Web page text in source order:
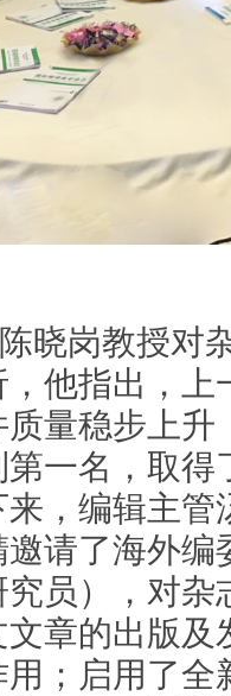
岗教授对
他指出，上
量稳步上升
一名，取得
，编辑主管
请了海外编
员），对杂
章的出版及
；启用了全